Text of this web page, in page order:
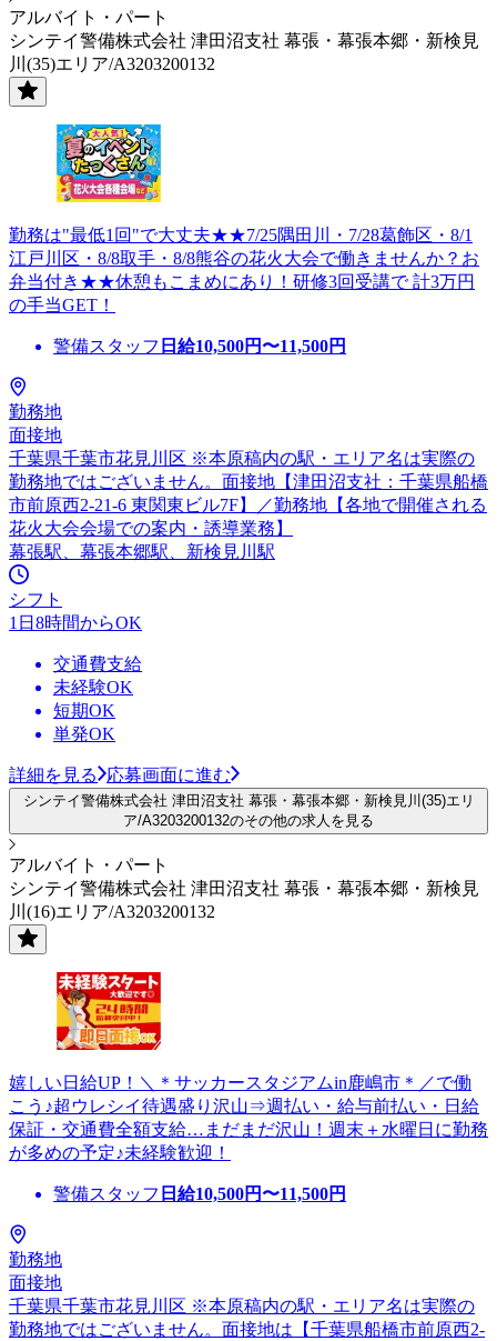
アルバイト・パート
シンテイ警備株式会社 津田沼支社 幕張・幕張本郷・新検見
川(35)エリア/A3203200132
勤務は"最低1回"で大丈夫★★7/25隅田川・7/28葛飾区・8/1
江戸川区・8/8取手・8/8熊谷の花火大会で働きませんか？お
弁当付き★★休憩もこまめにあり！研修3回受講で 計3万円
の手当GET！
警備スタッフ 日給10,500円〜11,500円
勤務地
面接地
千葉県千葉市花見川区 ※本原稿内の駅・エリア名は実際の
勤務地ではございません。面接地【津田沼支社：千葉県船橋
市前原西2-21-6 東関東ビル7F】／勤務地【各地で開催される
花火大会会場での案内・誘導業務】
幕張駅、幕張本郷駅、新検見川駅
シフト
1日8時間からOK
交通費支給
未経験OK
短期OK
単発OK
詳細を見る 応募画面に進む
シンテイ警備株式会社 津田沼支社 幕張・幕張本郷・新検見川(35)エリ
ア/A3203200132のその他の求人を見る
アルバイト・パート
シンテイ警備株式会社 津田沼支社 幕張・幕張本郷・新検見
川(16)エリア/A3203200132
嬉しい日給UP！＼＊サッカースタジアムin鹿嶋市＊／で働
こう♪超ウレシイ待遇盛り沢山⇒週払い・給与前払い・日給
保証・交通費全額支給…まだまだ沢山！週末＋水曜日に勤務
が多めの予定♪未経験歓迎！
警備スタッフ 日給10,500円〜11,500円
勤務地
面接地
千葉県千葉市花見川区 ※本原稿内の駅・エリア名は実際の
勤務地ではございません。面接地は【千葉県船橋市前原西2-